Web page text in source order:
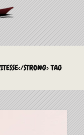
STRONG> TAG